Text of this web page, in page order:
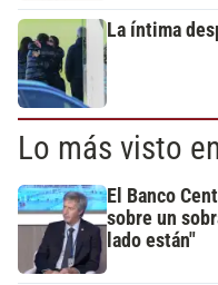
La íntima
Lo más visto
El Banco
sobre un
lado están"